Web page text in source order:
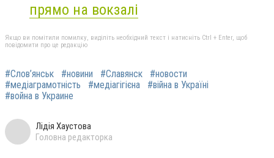
прямо на вокзалі
Якщо ви помітили помилку, виділіть необхідний текст і натисніть Ctrl + Enter, щоб
повідомити про це редакцію
#Слов’янськ #новини #Славянск
#новости
#медіаграмотність
#медіагігієна
#війна в Україні
#война в Украине
Лідія Хаустова
Головна редакторка